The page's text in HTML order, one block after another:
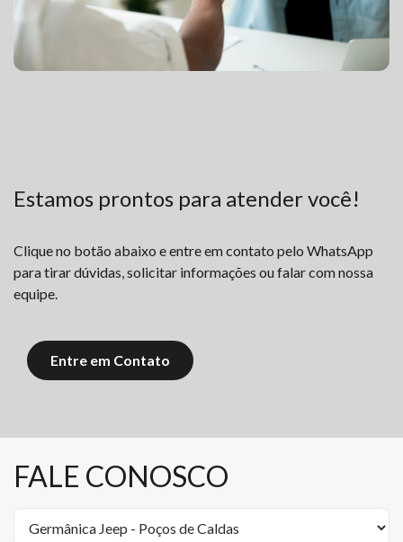
Estamos prontos para atender você!
Clique no botão abaixo e entre em contato pelo WhatsApp
para tirar dúvidas, solicitar informações ou falar com nossa
equipe.
Entre em Contato
FALE CONOSCO